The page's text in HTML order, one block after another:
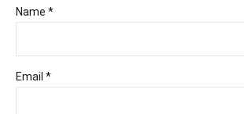
Name *
Email *